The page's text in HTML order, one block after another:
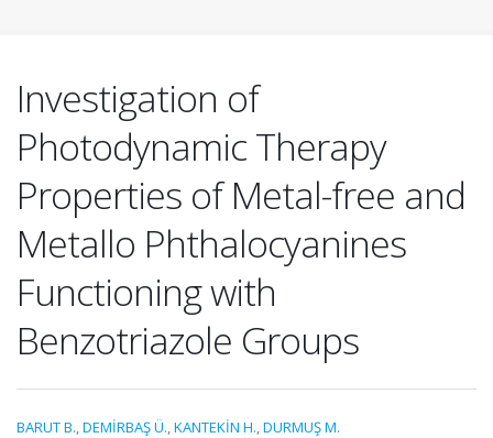
Investigation of
Photodynamic Therapy
Properties of Metal-free and
Metallo Phthalocyanines
Functioning with
Benzotriazole Groups
BARUT B.,DEMİRBAŞ Ü.,KANTEKİN H.,DURMUŞ M.